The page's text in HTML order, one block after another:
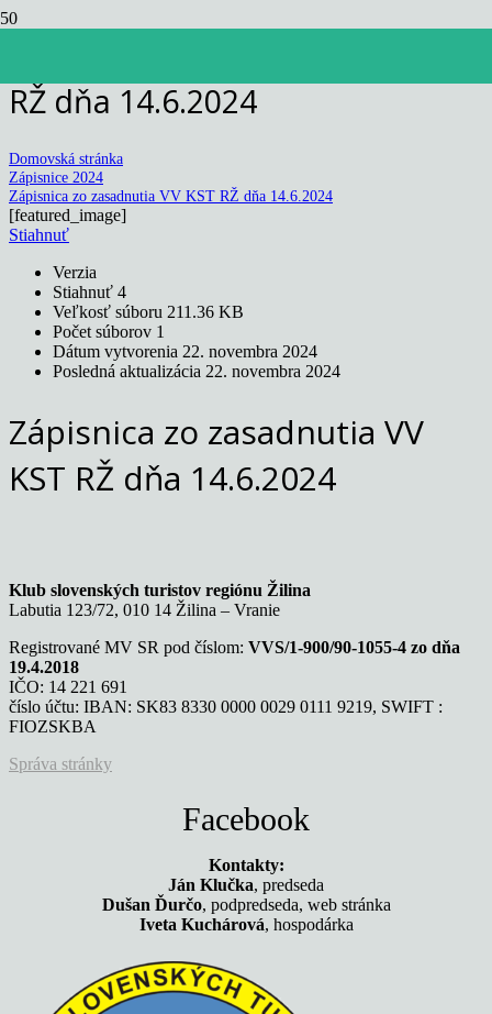
RŽ dňa 14.6.2024
Domovská stránka
Zápisnice 2024
Zápisnica zo zasadnutia VV KST RŽ dňa 14.6.2024
[featured_image]
Stiahnuť
Verzia
Stiahnuť 4
Veľkosť súboru 211.36 KB
Počet súborov 1
Dátum vytvorenia 22. novembra 2024
Posledná aktualizácia 22. novembra 2024
Zápisnica zo zasadnutia VV
KST RŽ dňa 14.6.2024
Klub slovenských turistov regiónu Žilina
Labutia 123/72, 010 14 Žilina – Vranie
Registrované MV SR pod číslom: VVS/1-900/90-1055-4 zo dňa
19.4.2018
IČO: 14 221 691
číslo účtu: IBAN: SK83 8330 0000 0029 0111 9219, SWIFT :
FIOZSKBA
Správa stránky
Facebook
Kontakty:
Ján Klučka, predseda
Dušan Ďurčo, podpredseda, web stránka
Iveta Kuchárová, hospodárka